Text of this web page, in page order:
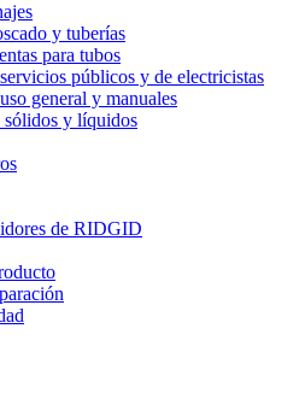
y tuberías
para tubos
públicos y de electricistas
general y manuales
sólidos y líquidos
de RIDGID